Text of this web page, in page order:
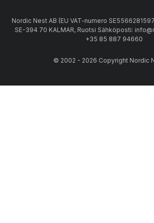
Nordic Nest AB (EU VAT-numero
SE-394 70 KALMAR, Ruotsi Sähköposti:
+35 85 887 94660
© 2002 - 2026 Copyright Nordic